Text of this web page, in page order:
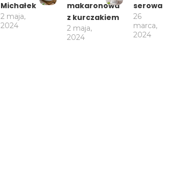
Michałek
2 maja,
2024
makaronowa
z kurczakiem
2 maja,
2024
serowa
26
marca,
2024